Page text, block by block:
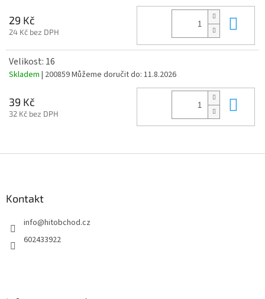
29 Kč
24 Kč bez DPH
Velikost: 16
Skladem | 200859Můžeme doručit do: 11.8.2026
39 Kč
32 Kč bez DPH
Kontakt
info@hitobchod.cz
602433922